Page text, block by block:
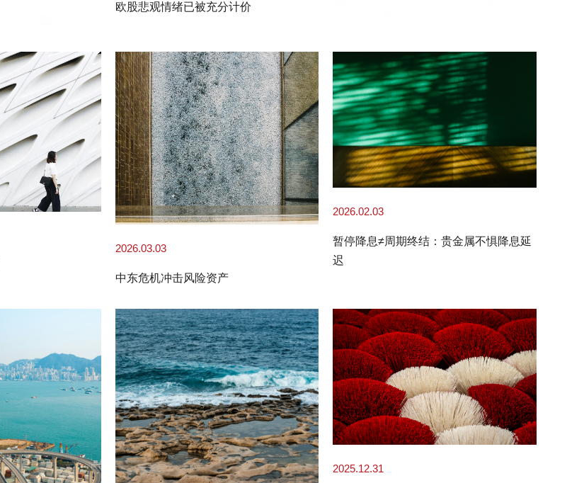
欧股悲观情绪已被充分计价
2026.03.03
中东危机冲击风险资产
2026.02.03
暂停降息≠周期终结：贵金属不惧降息延
迟
2025.12.31